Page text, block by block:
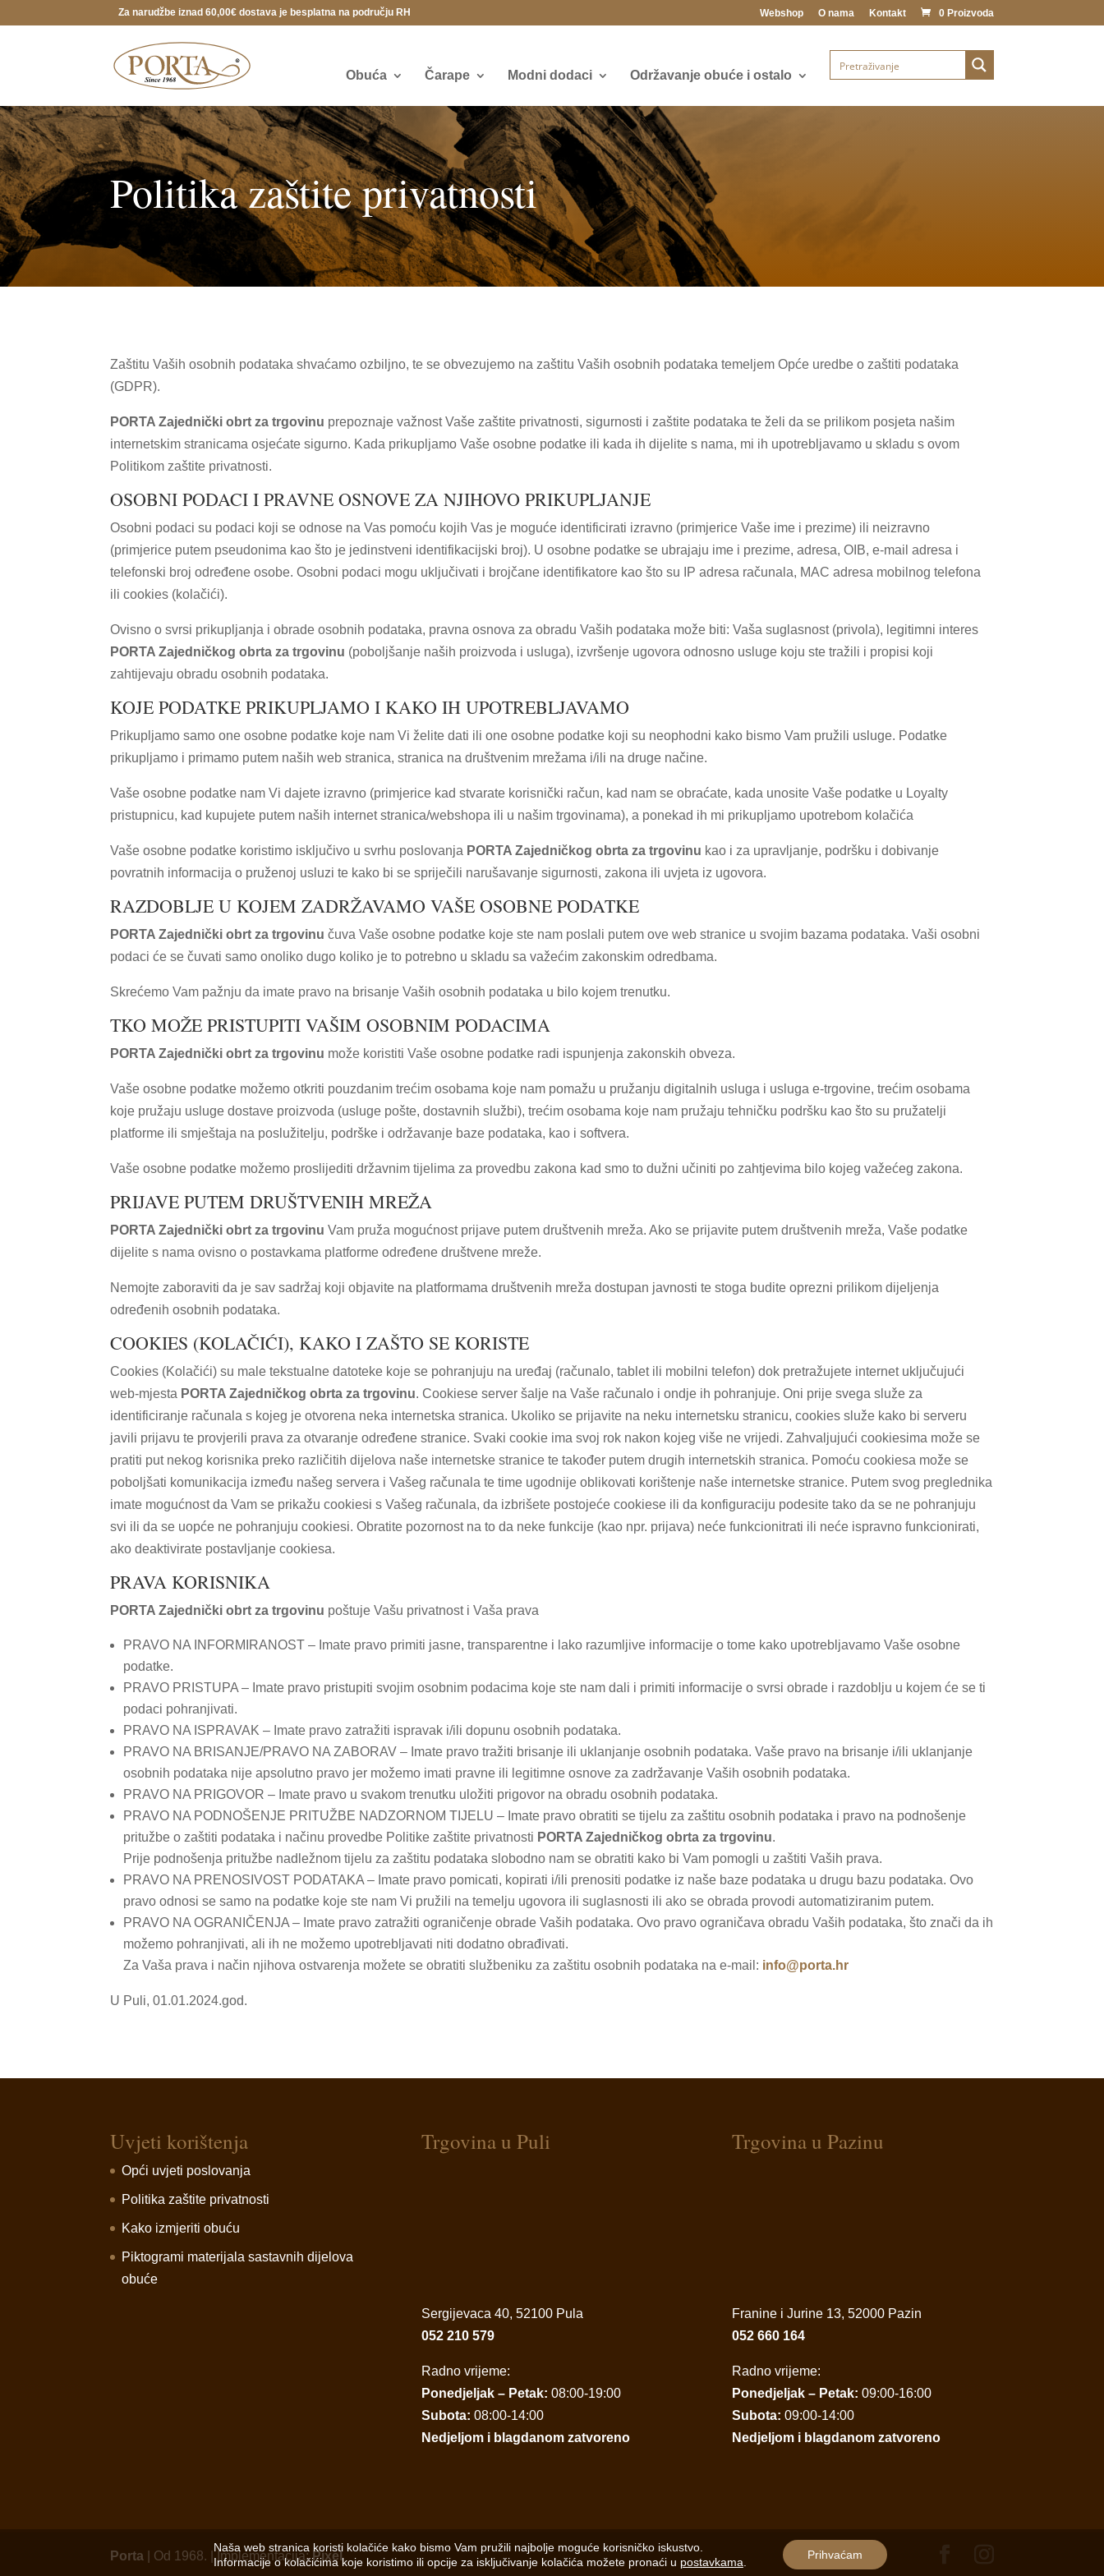
Za narudžbe iznad 60,00€ dostava je besplatna na području RH Webshop O nama Kontakt 0 Proizvoda
Obuća Čarape Modni dodaci Održavanje obuće i ostalo
Politika zaštite privatnosti
Zaštitu Vaših osobnih podataka shvaćamo ozbiljno, te se obvezujemo na zaštitu Vaših osobnih podataka temeljem Opće uredbe o zaštiti podataka
(GDPR).
PORTA Zajednički obrt za trgovinu prepoznaje važnost Vaše zaštite privatnosti, sigurnosti i zaštite podataka te želi da se prilikom posjeta našim
internetskim stranicama osjećate sigurno. Kada prikupljamo Vaše osobne podatke ili kada ih dijelite s nama, mi ih upotrebljavamo u skladu s ovom
Politikom zaštite privatnosti.
OSOBNI PODACI I PRAVNE OSNOVE ZA NJIHOVO PRIKUPLJANJE
Osobni podaci su podaci koji se odnose na Vas pomoću kojih Vas je moguće identificirati izravno (primjerice Vaše ime i prezime) ili neizravno
(primjerice putem pseudonima kao što je jedinstveni identifikacijski broj). U osobne podatke se ubrajaju ime i prezime, adresa, OIB, e-mail adresa i
telefonski broj određene osobe. Osobni podaci mogu uključivati i brojčane identifikatore kao što su IP adresa računala, MAC adresa mobilnog telefona
ili cookies (kolačići).
Ovisno o svrsi prikupljanja i obrade osobnih podataka, pravna osnova za obradu Vaših podataka može biti: Vaša suglasnost (privola), legitimni interes
PORTA Zajedničkog obrta za trgovinu (poboljšanje naših proizvoda i usluga), izvršenje ugovora odnosno usluge koju ste tražili i propisi koji
zahtijevaju obradu osobnih podataka.
KOJE PODATKE PRIKUPLJAMO I KAKO IH UPOTREBLJAVAMO
Prikupljamo samo one osobne podatke koje nam Vi želite dati ili one osobne podatke koji su neophodni kako bismo Vam pružili usluge. Podatke
prikupljamo i primamo putem naših web stranica, stranica na društvenim mrežama i/ili na druge načine.
Vaše osobne podatke nam Vi dajete izravno (primjerice kad stvarate korisnički račun, kad nam se obraćate, kada unosite Vaše podatke u Loyalty
pristupnicu, kad kupujete putem naših internet stranica/webshopa ili u našim trgovinama), a ponekad ih mi prikupljamo upotrebom kolačića
Vaše osobne podatke koristimo isključivo u svrhu poslovanja PORTA Zajedničkog obrta za trgovinu kao i za upravljanje, podršku i dobivanje
povratnih informacija o pruženoj usluzi te kako bi se spriječili narušavanje sigurnosti, zakona ili uvjeta iz ugovora.
RAZDOBLJE U KOJEM ZADRŽAVAMO VAŠE OSOBNE PODATKE
PORTA Zajednički obrt za trgovinu čuva Vaše osobne podatke koje ste nam poslali putem ove web stranice u svojim bazama podataka. Vaši osobni
podaci će se čuvati samo onoliko dugo koliko je to potrebno u skladu sa važećim zakonskim odredbama.
Skrećemo Vam pažnju da imate pravo na brisanje Vaših osobnih podataka u bilo kojem trenutku.
TKO MOŽE PRISTUPITI VAŠIM OSOBNIM PODACIMA
PORTA Zajednički obrt za trgovinu može koristiti Vaše osobne podatke radi ispunjenja zakonskih obveza.
Vaše osobne podatke možemo otkriti pouzdanim trećim osobama koje nam pomažu u pružanju digitalnih usluga i usluga e-trgovine, trećim osobama
koje pružaju usluge dostave proizvoda (usluge pošte, dostavnih službi), trećim osobama koje nam pružaju tehničku podršku kao što su pružatelji
platforme ili smještaja na poslužitelju, podrške i održavanje baze podataka, kao i softvera.
Vaše osobne podatke možemo proslijediti državnim tijelima za provedbu zakona kad smo to dužni učiniti po zahtjevima bilo kojeg važećeg zakona.
PRIJAVE PUTEM DRUŠTVENIH MREŽA
PORTA Zajednički obrt za trgovinu Vam pruža mogućnost prijave putem društvenih mreža. Ako se prijavite putem društvenih mreža, Vaše podatke
dijelite s nama ovisno o postavkama platforme određene društvene mreže.
Nemojte zaboraviti da je sav sadržaj koji objavite na platformama društvenih mreža dostupan javnosti te stoga budite oprezni prilikom dijeljenja
određenih osobnih podataka.
COOKIES (KOLAČIĆI), KAKO I ZAŠTO SE KORISTE
Cookies (Kolačići) su male tekstualne datoteke koje se pohranjuju na uređaj (računalo, tablet ili mobilni telefon) dok pretražujete internet uključujući
web-mjesta PORTA Zajedničkog obrta za trgovinu. Cookiese server šalje na Vaše računalo i ondje ih pohranjuje. Oni prije svega služe za
identificiranje računala s kojeg je otvorena neka internetska stranica. Ukoliko se prijavite na neku internetsku stranicu, cookies služe kako bi serveru
javili prijavu te provjerili prava za otvaranje određene stranice. Svaki cookie ima svoj rok nakon kojeg više ne vrijedi. Zahvaljujući cookiesima može se
pratiti put nekog korisnika preko različitih dijelova naše internetske stranice te također putem drugih internetskih stranica. Pomoću cookiesa može se
poboljšati komunikacija između našeg servera i Vašeg računala te time ugodnije oblikovati korištenje naše internetske stranice. Putem svog preglednika
imate mogućnost da Vam se prikažu cookiesi s Vašeg računala, da izbrišete postojeće cookiese ili da konfiguraciju podesite tako da se ne pohranjuju
svi ili da se uopće ne pohranjuju cookiesi. Obratite pozornost na to da neke funkcije (kao npr. prijava) neće funkcionitrati ili neće ispravno funkcionirati,
ako deaktivirate postavljanje cookiesa.
PRAVA KORISNIKA
PORTA Zajednički obrt za trgovinu poštuje Vašu privatnost i Vaša prava
PRAVO NA INFORMIRANOST – Imate pravo primiti jasne, transparentne i lako razumljive informacije o tome kako upotrebljavamo Vaše osobne
podatke.
PRAVO PRISTUPA – Imate pravo pristupiti svojim osobnim podacima koje ste nam dali i primiti informacije o svrsi obrade i razdoblju u kojem će se ti
podaci pohranjivati.
PRAVO NA ISPRAVAK – Imate pravo zatražiti ispravak i/ili dopunu osobnih podataka.
PRAVO NA BRISANJE/PRAVO NA ZABORAV – Imate pravo tražiti brisanje ili uklanjanje osobnih podataka. Vaše pravo na brisanje i/ili uklanjanje
osobnih podataka nije apsolutno pravo jer možemo imati pravne ili legitimne osnove za zadržavanje Vaših osobnih podataka.
PRAVO NA PRIGOVOR – Imate pravo u svakom trenutku uložiti prigovor na obradu osobnih podataka.
PRAVO NA PODNOŠENJE PRITUŽBE NADZORNOM TIJELU – Imate pravo obratiti se tijelu za zaštitu osobnih podataka i pravo na podnošenje
pritužbe o zaštiti podataka i načinu provedbe Politike zaštite privatnosti PORTA Zajedničkog obrta za trgovinu.
Prije podnošenja pritužbe nadležnom tijelu za zaštitu podataka slobodno nam se obratiti kako bi Vam pomogli u zaštiti Vaših prava.
PRAVO NA PRENOSIVOST PODATAKA – Imate pravo pomicati, kopirati i/ili prenositi podatke iz naše baze podataka u drugu bazu podataka. Ovo
pravo odnosi se samo na podatke koje ste nam Vi pružili na temelju ugovora ili suglasnosti ili ako se obrada provodi automatiziranim putem.
PRAVO NA OGRANIČENJA – Imate pravo zatražiti ograničenje obrade Vaših podataka. Ovo pravo ograničava obradu Vaših podataka, što znači da ih
možemo pohranjivati, ali ih ne možemo upotrebljavati niti dodatno obrađivati.
Za Vaša prava i način njihova ostvarenja možete se obratiti službeniku za zaštitu osobnih podataka na e-mail: info@porta.hr
U Puli, 01.01.2024.god.
Uvjeti korištenja
Opći uvjeti poslovanja
Politika zaštite privatnosti
Kako izmjeriti obuću
Piktogrami materijala sastavnih dijelova
obuće
Trgovina u Puli
Sergijevaca 40, 52100 Pula
052 210 579
Radno vrijeme:
Ponedjeljak – Petak: 08:00-19:00
Subota: 08:00-14:00
Nedjeljom i blagdanom zatvoreno
Trgovina u Pazinu
Franine i Jurine 13, 52000 Pazin
052 660 164
Radno vrijeme:
Ponedjeljak – Petak: 09:00-16:00
Subota: 09:00-14:00
Nedjeljom i blagdanom zatvoreno
Porta | Od 1968. | Implementacija:Pixel
Naša web stranica koristi kolačiće kako bismo Vam pružili najbolje moguće korisničko iskustvo.
Informacije o kolačićima koje koristimo ili opcije za isključivanje kolačića možete pronaći u postavkama
Prihvaćam